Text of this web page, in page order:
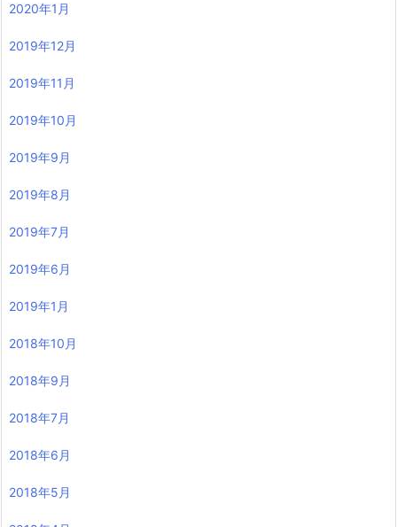
2020年1月
2019年12月
2019年11月
2019年10月
2019年9月
2019年8月
2019年7月
2019年6月
2019年1月
2018年10月
2018年9月
2018年7月
2018年6月
2018年5月